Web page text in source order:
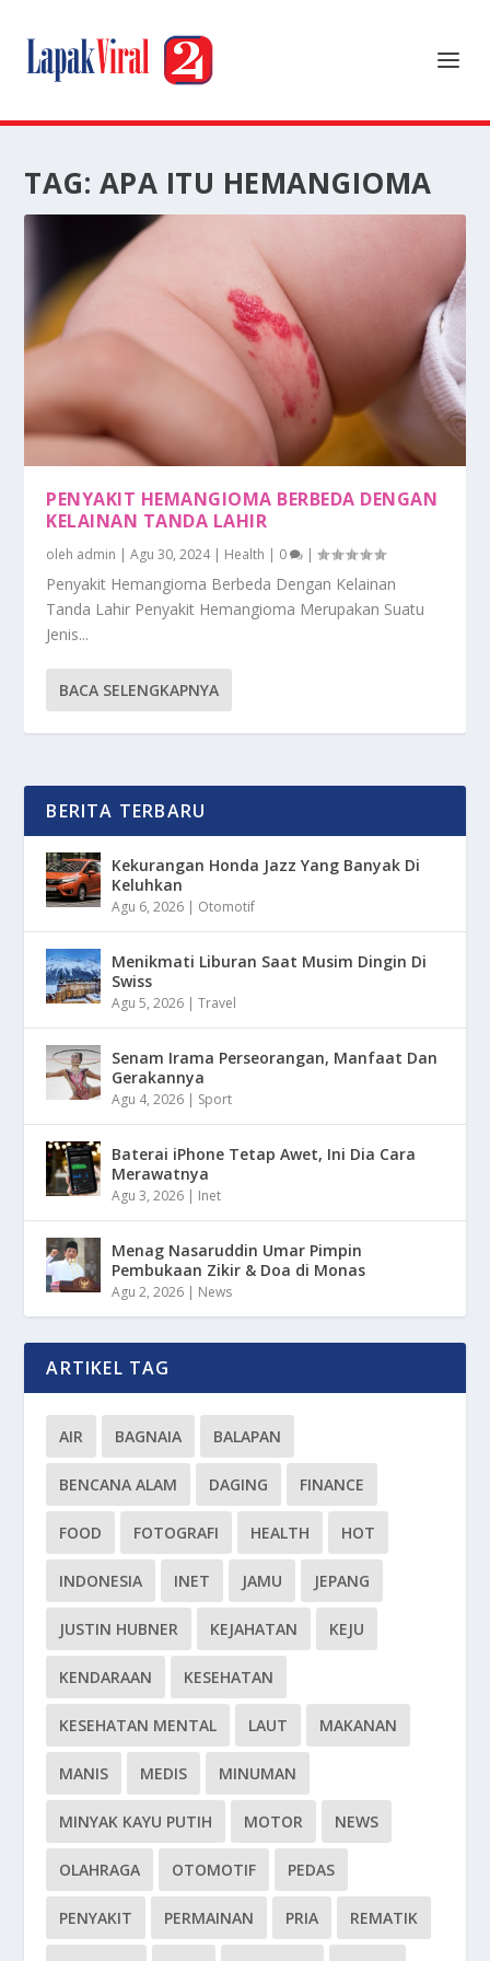
TAG: APA ITU HEMANGIOMA
PENYAKIT HEMANGIOMA BERBEDA DENGAN
KELAINAN TANDA LAHIR
oleh admin |Agu 30, 2024| Health | 0 |
Penyakit Hemangioma Berbeda Dengan Kelainan
Tanda Lahir Penyakit Hemangioma Merupakan Suatu
Jenis...
BACA SELENGKAPNYA
BERITA TERBARU
Kekurangan Honda Jazz Yang Banyak Di
Keluhkan
Agu 6, 2026 | Otomotif
Menikmati Liburan Saat Musim Dingin Di
Swiss
Agu 5, 2026 |Travel
Senam Irama Perseorangan, Manfaat Dan
Gerakannya
Agu 4, 2026 | Sport
Baterai iPhone Tetap Awet, Ini Dia Cara
Merawatnya
Agu 3, 2026 | Inet
Menag Nasaruddin Umar Pimpin
Pembukaan Zikir & Doa di Monas
Agu 2, 2026 | News
ARTIKEL TAG
AIR BAGNAIA BALAPAN
BENCANA ALAM DAGING FINANCE
FOOD FOTOGRAFI HEALTH HOT
INDONESIA INET JAMU JEPANG
JUSTIN HUBNER KEJAHATAN KEJU
KENDARAAN KESEHATAN
KESEHATAN MENTAL LAUT MAKANAN
MANIS MEDIS MINUMAN
MINYAK KAYU PUTIH MOTOR NEWS
OLAHRAGA OTOMOTIF PEDAS
PENYAKIT PERMAINAN PRIA REMATIK